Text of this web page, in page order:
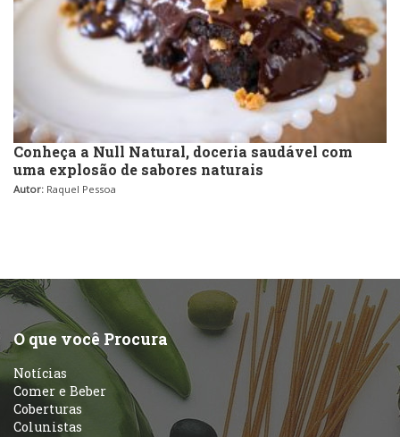
Conheça a Null Natural, doceria saudável com
uma explosão de sabores naturais
Autor: Raquel Pessoa
O que você Procura
Notícias
Comer e Beber
Coberturas
Colunistas